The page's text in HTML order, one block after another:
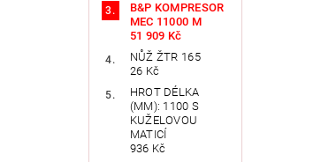
B&P KOMPRESOR
MEC 11000 M
51 909 Kč
NŮŽ ŽTR 165
26 Kč
HROT DÉLKA
(MM): 1100 S
KUŽELOVOU
MATICÍ
936 Kč